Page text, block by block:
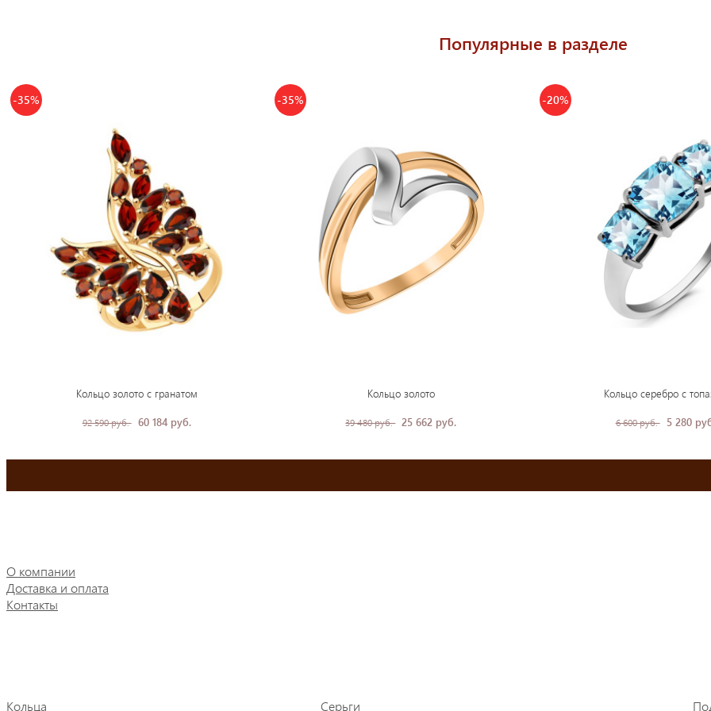
Популярные в разделе
-35%
Кольцо золото с гранатом
92 590 руб. 60 184 руб.
-35%
Кольцо золото
39 480 руб. 25 662 руб.
-20%
Кольцо серебро с
6 600 руб. 5 280
О компании
Доставка и оплата
Контакты
Кольца Серьги